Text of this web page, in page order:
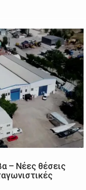
– Νέες θέσεις